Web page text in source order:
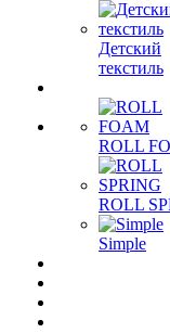
Детский
текстиль
ROLL
ROLL
Simple